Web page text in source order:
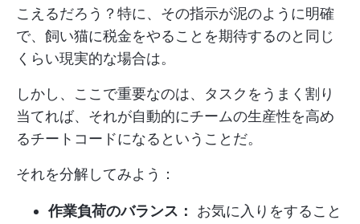
こえるだろう？特に、その指示が泥のように明確
で、飼い猫に税金をやることを期待するのと同じ
くらい現実的な場合は。
しかし、ここで重要なのは、タスクをうまく割り
当てれば、それが自動的にチームの生産性を高め
るチートコードになるということだ。
それを分解してみよう：
作業負荷のバランス：
お気に入りをすること